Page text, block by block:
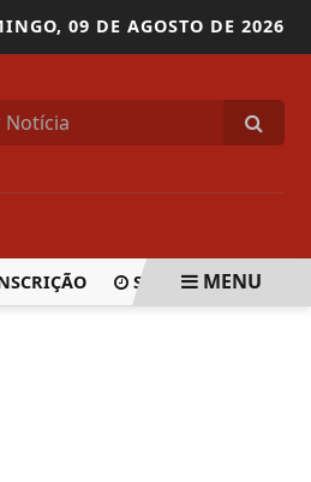
09 DE AGOSTO DE 2026
SAEB 2025: BRASIL
MENU